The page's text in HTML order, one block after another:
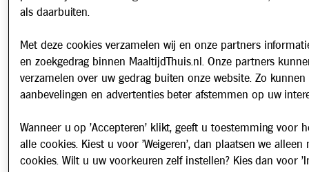
als daarbuiten.
Met deze cookies verzamelen wij en onze partners
en zoekgedrag binnen MaaltijdThuis.nl. Onze partners
verzamelen over uw gedrag buiten onze website. Zo kunnen
aanbevelingen en advertenties beter afstemmen op uw
Wanneer u op 'Accepteren' klikt, geeft u toestemming voor
alle cookies. Kiest u voor 'Weigeren', dan plaatsen we alleen
cookies. Wilt u uw voorkeuren zelf instellen? Kies dan voor